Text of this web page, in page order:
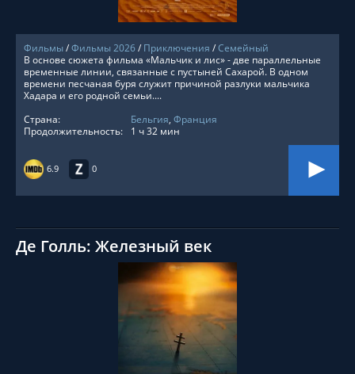
Фильмы/Фильмы 2026/ Приключения /Семейный
6.9 0
В основе сюжета фильма «Мальчик и лис» - две параллельные
временные линии, связанные с пустыней Сахарой. В одном
времени песчаная буря служит причиной разлуки мальчика
Хадара и его родной семьи....
Страна:
Бельгия, Франция
Продолжительность:
1 ч 32 мин
Де Голль: Железный век
СМОТРЕТЬ ОНЛАЙН